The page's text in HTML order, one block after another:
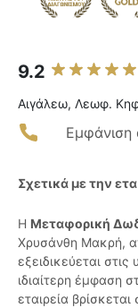
9.2
Αιγάλεω, Λεωφ.
Εμφάνιση
Σχετικά με την
Η Μεταφορική
Χρυσάνθη Μακρή,
εξειδικεύεται
ιδιαίτερη έμφαση
εταιρεία